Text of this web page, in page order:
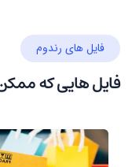
فایل های رندوم
فایل هایی که